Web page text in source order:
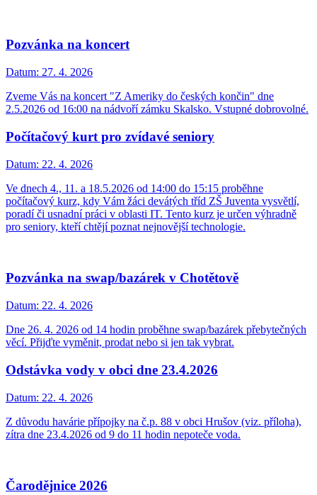
Pozvánka na koncert
Datum: 27. 4. 2026
Zveme Vás na koncert "Z Ameriky do českých končin" dne
2.5.2026 od 16:00 na nádvoří zámku Skalsko. Vstupné dobrovolné.
Počítačový kurt pro zvídavé seniory
Datum: 22. 4. 2026
Ve dnech 4., 11. a 18.5.2026 od 14:00 do 15:15 proběhne
počítačový kurz, kdy Vám žáci devátých tříd ZŠ Juventa vysvětlí,
poradí či usnadní práci v oblasti IT. Tento kurz je určen výhradně
pro seniory, kteří chtějí poznat nejnovější technologie.
Pozvánka na swap/bazárek v Chotětově
Datum: 22. 4. 2026
Dne 26. 4. 2026 od 14 hodin proběhne swap/bazárek přebytečných
věcí. Přijďte vyměnit, prodat nebo si jen tak vybrat.
Odstávka vody v obci dne 23.4.2026
Datum: 22. 4. 2026
Z důvodu havárie přípojky na č.p. 88 v obci Hrušov (viz. příloha),
zítra dne 23.4.2026 od 9 do 11 hodin nepoteče voda.
Čarodějnice 2026